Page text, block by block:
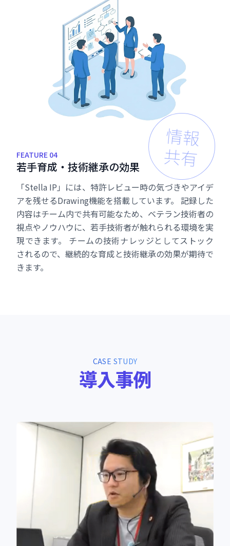
FEATURE 04
情報
共有
若手育成 ・ 技術継承の効果
「Stella IP」には、特許レビュー時の気づきやアイデ
アを残せるDrawing機能を搭載しています。 記録した
内容はチーム内で共有可能なため、ベテラン技術者の
視点やノウハウに、若手技術者が触れられる環境を実
現できます。 チームの技術ナレッジとしてストック
されるので、継続的な育成と技術継承の効果が期待で
きます。
CASE STUDY
導入事例